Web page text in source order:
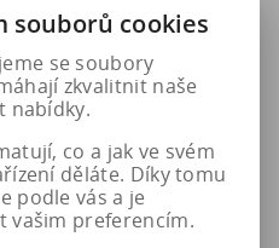
souborů cookies
se soubory
zkvalitnit naše
nabídky.
co a jak ve svém
děláte. Díky tomu
podle vás a je
vašim preferencím.